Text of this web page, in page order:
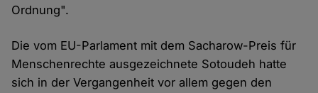
Ordnung".
Die vom EU-Parlament mit dem Sacharow-Preis für
Menschenrechte ausgezeichnete Sotoudeh hatte
sich in der Vergangenheit vor allem gegen den